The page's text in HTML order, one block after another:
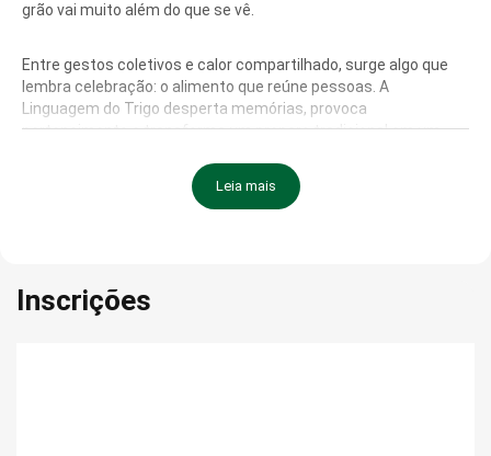
grão vai muito além do que se vê.
Entre gestos coletivos e calor compartilhado, surge algo que
lembra celebração: o alimento que reúne pessoas. A
Linguagem do Trigo desperta memórias, provoca
pertencimento e transforma um preparo tradicional em um
Leia mais
Inscrições